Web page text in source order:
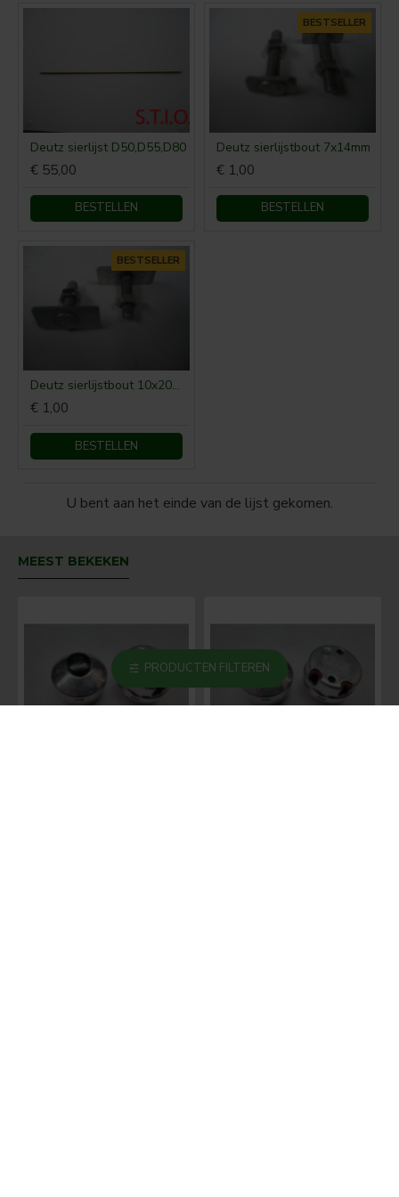
Deutz sierlijst D50,D55,D80
€ 55,00
BESTELLEN
BESTSELLER
Deutz sierlijstbout 7x14mm
€ 1,00
BESTELLEN
BESTSELLER
Deutz sierlijstbout 10x20mm
€ 1,00
BESTELLEN
U bent aan het einde van de lijst gekomen.
MEEST BEKEKEN
PRODUCTEN FILTEREN